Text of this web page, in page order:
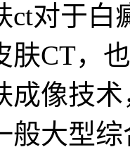
ct对于白
肤CT，
成像技
般大型